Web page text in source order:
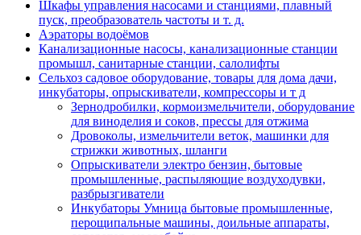
Шкафы управления насосами и станциями, плавный
пуск, преобразователь частоты и т. д.
Аэраторы водоёмов
Канализационные насосы, канализационные станции
промышл, санитарные станции, салолифты
Сельхоз садовое оборудование, товары для дома дачи,
инкубаторы, опрыскиватели, компрессоры и т д
Зернодробилки, кормоизмельчители, оборудование
для виноделия и соков, прессы для отжима
Дровоколы, измельчители веток, машинки для
стрижки животных, шланги
Опрыскиватели электро бензин, бытовые
промышленные, распыляющие воздуходувки,
разбрызгиватели
Инкубаторы Умница бытовые промышленные,
перощипальные машины, доильные аппараты,